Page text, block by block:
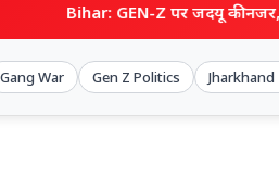
Z पर जदयू की नजर, युवा टीम को मिला
Gang War Gen Z Politics Jharkhand